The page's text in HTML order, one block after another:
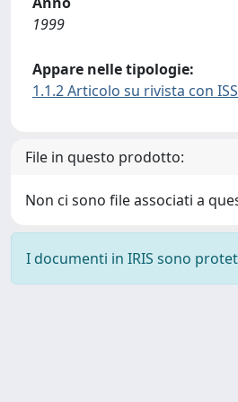
1999
Appare nelle tipologie:
1.1.2 Articolo su rivista con
File in questo prodotto:
Non ci sono file associati a
I documenti in IRIS sono